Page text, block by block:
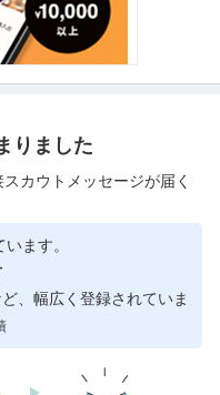
りました
カウトメッセージが届く
ます。
ど、幅広く登録されていま